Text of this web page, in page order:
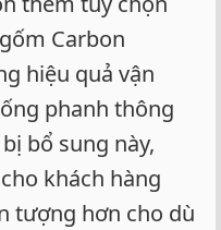
Carbon
hiệu quả vận
phanh thông
bổ sung này,
khách hàng
tượng hơn cho dù